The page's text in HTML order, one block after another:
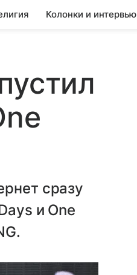
Колонки и интервью
сразу
и One